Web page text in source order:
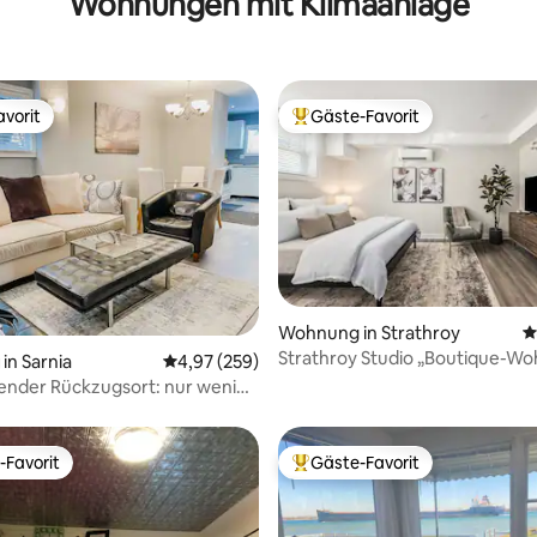
4,99 von 5, 112 Bewertungen
Sarnia Durchschnittliche Bewertung: 4,97 von 5,
4,97 (259)
Rückzugsort: nur wenige
Beliebter Gäste-Favorit.
Gäste-Favorit
Wohnung in Strathroy
Strathroy Studio „Boutique-
Gäste-Favorit.
Favorit Beliebter Gäste-Favorit.
Gäste-Favorit